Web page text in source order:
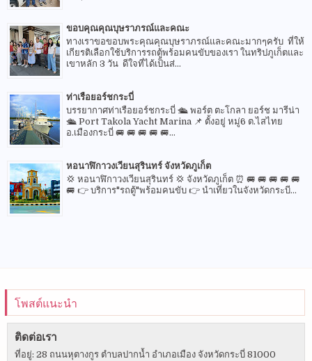
ขอบคุณคุณบุษราภรณ์และคณะ
ทางเราขอขอบพระคุณคุณบุษราภรณ์และคณะมากๆครับ ที่ให้
เกียรติเลือกใช้บริการรถตู้พร้อมคนขับของเรา ในทริปภูเก็ตและ
เขาหลัก 3 วัน ดีใจที่ได้เป็นส่...
ท่าเรือยอร์ชกระบี่
บรรยากาศท่าเรือยอร์ชกระบี่ 🛳 พอร์ต ตะโกลา ยอร์ช มารีน่า
🛳 Port Takola Yacht Marina 📌 ตั้งอยู่ หมู่6 ต.ไสไทย
อ.เมืองกระบี่ 🚐 🚐 🚐 🚐 🚐...
หอนาฬิกาวงเวียนสุรินทร์ จังหวัดภูเก็ต
💢 หอนาฬิกาวงเวียนสุรินทร์ 💢 จังหวัดภูเก็ต ⏰ 🚐 🚐 🚐 🚐 🚐
🚐 👉 บริการ"รถตู้"พร้อมคนขับ 👉 นำเที่ยวในจังหวัดกระบี...
โพสต์แนะนำ
ติดต่อเรา
ที่อยู่: 28 ถนนหุตางกูร ตำบลปากน้ำ อำเภอเมือง จังหวัดกระบี่ 81000